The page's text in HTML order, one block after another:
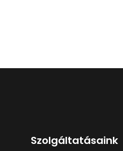
Szolgáltatásaink